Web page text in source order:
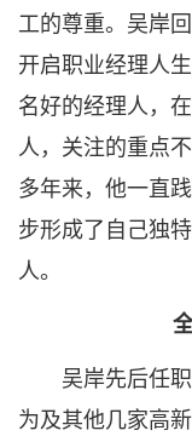
工的尊重。吴岸
开启职业经理人
名好的经理人，
人，关注的重点
多年来，他一直
步形成了自己独
人。
吴岸先后任
为及其他几家高